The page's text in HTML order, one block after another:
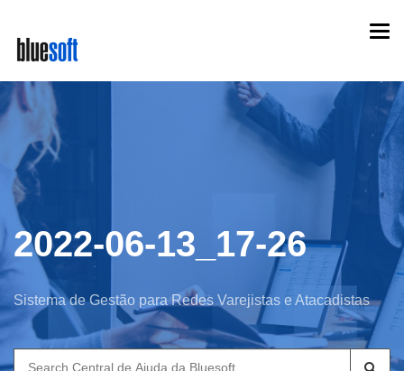
main
content
2022-06-13_17-26
Sistema de Gestão para Redes Varejistas e Atacadistas
Search